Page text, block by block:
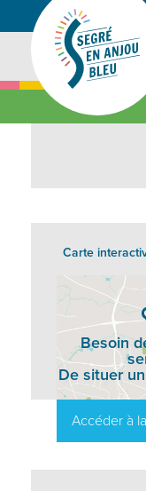
Carte
Besoin
De situer
Accéder à